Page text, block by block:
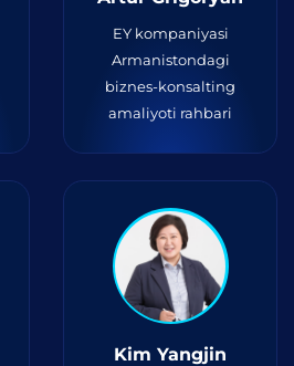
EY kompaniyasi
Armanistondagi
biznes-konsalting
amaliyoti rahbari
Kim Yangjin